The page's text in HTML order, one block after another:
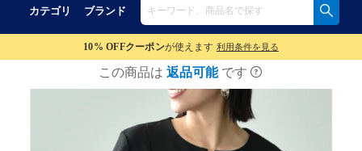
カテゴリ ブランド
10% OFFクーポンが使えます 利用条件を見る
この商品は 返品可能 です